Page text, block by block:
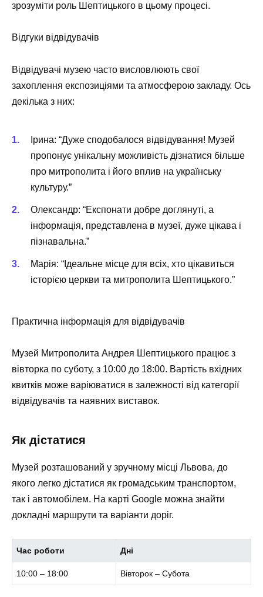
зрозуміти роль Шептицького в цьому процесі.
Відгуки відвідувачів
Відвідувачі музею часто висловлюють свої
захоплення експозиціями та атмосферою закладу. Ось
декілька з них:
Ірина: “Дуже сподобалося відвідування! Музей
пропонує унікальну можливість дізнатися більше
про митрополита і його вплив на українську
культуру.”
Олександр: “Експонати добре доглянуті, а
інформація, представлена в музеї, дуже цікава і
пізнавальна.”
Марія: “Ідеальне місце для всіх, хто цікавиться
історією церкви та митрополита Шептицького.”
Практична інформація для відвідувачів
Музей Митрополита Андрея Шептицького працює з
вівторка по суботу, з 10:00 до 18:00. Вартість вхідних
квитків може варіюватися в залежності від категорії
відвідувачів та наявних виставок.
Як дістатися
Музей розташований у зручному місці Львова, до
якого легко дістатися як громадським транспортом,
так і автомобілем. На карті Google можна знайти
докладні маршрути та варіанти доріг.
Час роботи Дні
10:00 – 18:00 Вівторок – Субота